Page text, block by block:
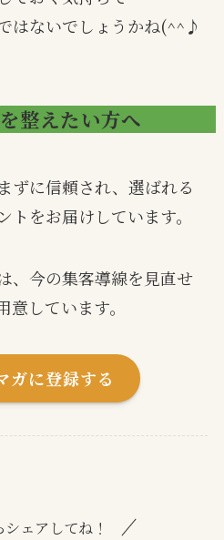
はないでしょうかね(^^♪
整えたい方へ
ずに信頼され、選ばれる
をお届けしています。
、今の集客導線を見直せ
しています。
ガに登録する
ェアしてね！